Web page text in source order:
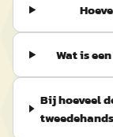
Wat is
Bij hoeveel